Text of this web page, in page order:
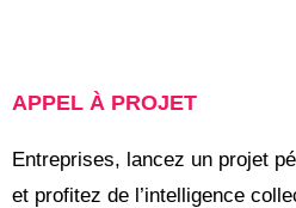
APPEL À PROJET
Entreprises, lancez un projet
et profitez de l’intelligence